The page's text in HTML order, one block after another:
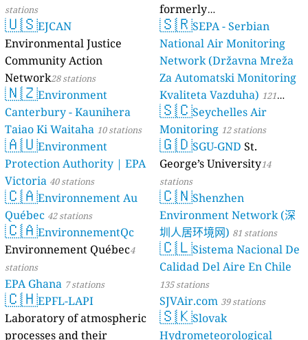
stations
🇺🇸EJCAN
Environmental Justice
Community Action
Network28 stations
🇳🇿Environment
Canterbury - Kaunihera
Taiao Ki Waitaha 10 stations
🇦🇺Environment
Protection Authority | EPA
Victoria 40 stations
🇨🇦Environnement Au
Québec 42 stations
🇨🇦EnvironnementQc
Environnement Québec4
stations
EPA Ghana 7 stations
🇨🇭EPFL-LAPI
Laboratory of atmospheric
processes and their
formerly
luftdaten.info35819 stations
🇸🇷SEPA - Serbian
National Air Monitoring
Network (Državna Mreža
Za Automatski Monitoring
Kvaliteta Vazduha) 121
stations
🇸🇨Seychelles Air
Monitoring 12 stations
🇬🇩SGU-GND St.
George’s University14
stations
🇨🇳Shenzhen
Environment Network (深
圳人居环境网) 81 stations
🇨🇱Sistema Nacional De
Calidad Del Aire En Chile
135 stations
SJVAir.com 39 stations
🇸🇰Slovak
Hydrometeorological